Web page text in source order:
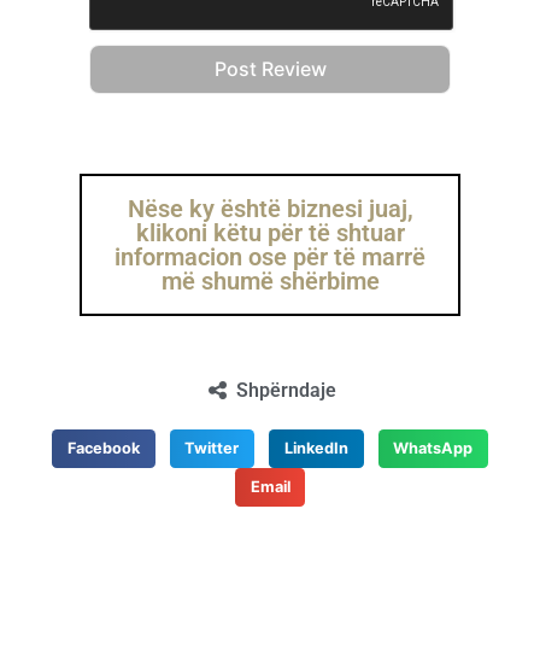
Nëse ky është biznesi juaj,
klikoni këtu për të shtuar
informacion ose për të marrë
më shumë shërbime
Shpërndaje
Facebook Twitter LinkedIn WhatsApp
Email